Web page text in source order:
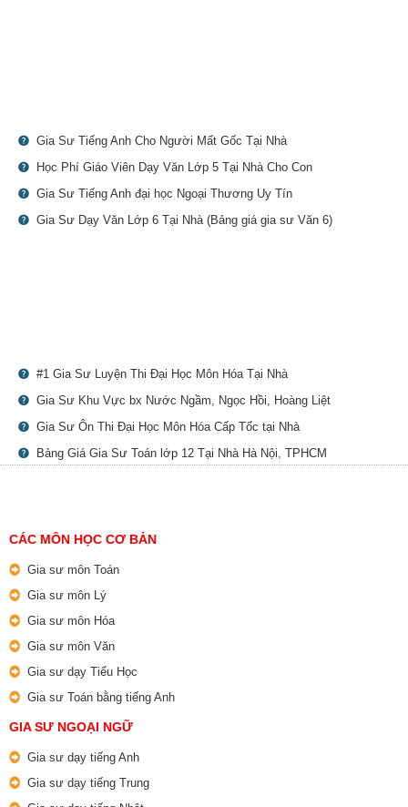
Gia Sư Tiếng Anh Cho Người Mất Gốc Tại Nhà
Học Phí Giáo Viên Dạy Văn Lớp 5 Tại Nhà Cho Con
Gia Sư Tiếng Anh đại học Ngoại Thương Uy Tín
Gia Sư Dạy Văn Lớp 6 Tại Nhà (Bảng giá gia sư Văn 6)
#1 Gia Sư Luyện Thi Đại Học Môn Hóa Tại Nhà
Gia Sư Khu Vực bx Nước Ngầm, Ngọc Hồi, Hoàng Liệt
Gia Sư Ôn Thi Đại Học Môn Hóa Cấp Tốc tại Nhà
Bảng Giá Gia Sư Toán lớp 12 Tại Nhà Hà Nội, TPHCM
CÁC MÔN HỌC CƠ BẢN
Gia sư môn Toán
Gia sư môn Lý
Gia sư môn Hóa
Gia sư môn Văn
Gia sư dạy Tiểu Học
Gia sư Toán bằng tiếng Anh
GIA SƯ NGOẠI NGỮ
Gia sư dạy tiếng Anh
Gia sư dạy tiếng Trung